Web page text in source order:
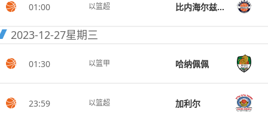
01:00 以篮超 比内海尔兹利亚
2023-12-27星期三
01:30 以篮甲 哈纳佩佩
23:59 以篮超 加利尔